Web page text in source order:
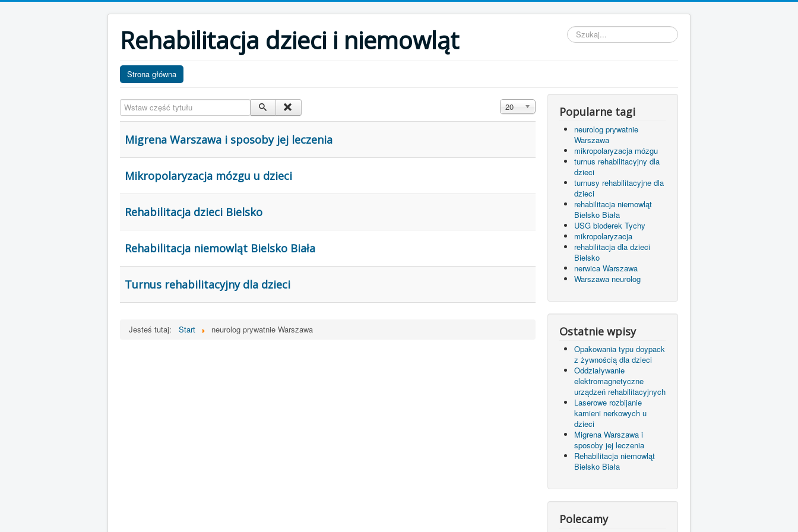
Rehabilitacja dzieci i niemowląt Szukaj...
Strona główna
Wstaw część tytułu Pokaż #
20
Migrena Warszawa i sposoby jej leczenia
Mikropolaryzacja mózgu u dzieci
Rehabilitacja dzieci Bielsko
Rehabilitacja niemowląt Bielsko Biała
Turnus rehabilitacyjny dla dzieci
Jesteś tutaj: Start neurolog prywatnie Warszawa
Popularne tagi
neurolog prywatnie
Warszawa
mikropolaryzacja mózgu
turnus rehabilitacyjny dla
dzieci
turnusy rehabilitacyjne dla
dzieci
rehabilitacja niemowląt
Bielsko Biała
USG bioderek Tychy
mikropolaryzacja
rehabilitacja dla dzieci
Bielsko
nerwica Warszawa
Warszawa neurolog
Ostatnie wpisy
Opakowania typu doypack
z żywnością dla dzieci
Oddziaływanie
elektromagnetyczne
urządzeń rehabilitacyjnych
Laserowe rozbijanie
kamieni nerkowych u
dzieci
Migrena Warszawa i
sposoby jej leczenia
Rehabilitacja niemowląt
Bielsko Biała
Polecamy